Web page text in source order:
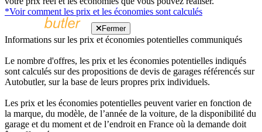
*Voir comment les prix et les économies sont calculés
Fermer
Informations sur les prix et économies potentielles communiqués
Le nombre d'offres, les prix et les économies potentielles indiqués
sont calculés sur des propositions de devis de garages référencés sur
Autobutler, sur la base de leurs propres prix individuels.
Les prix et les économies potentielles peuvent varier en fonction de
la marque, du modèle, de l’année de la voiture, de la disponibilité du
garage et du moment et de l’endroit en France où la demande doit